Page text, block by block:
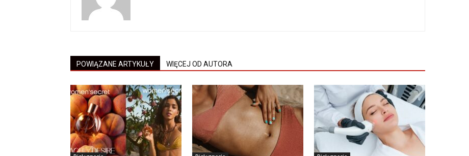
POWIĄZANE ARTYKUŁY WIĘCEJ OD AUTORA